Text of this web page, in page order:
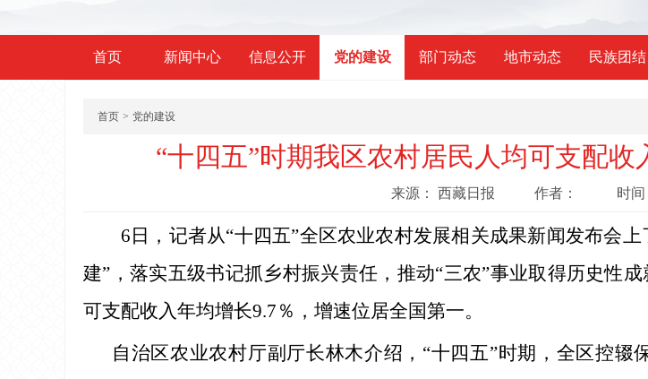
首页 新闻中心 信息公开 党的建设 部门动态 地市动态 民族团结
首页 > 党的建设
“十四五”时期我区农村居民人均可支配
来源： 西藏日报 作者： 时间
6日，记者从“十四五”全区农业农村发展相关成果新闻发布会
建”，落实五级书记抓乡村振兴责任，推动“三农”事业取得历史性
可支配收入年均增长9.7％，增速位居全国第一。
自治区农业农村厅副厅长林木介绍，“十四五”时期，全区控